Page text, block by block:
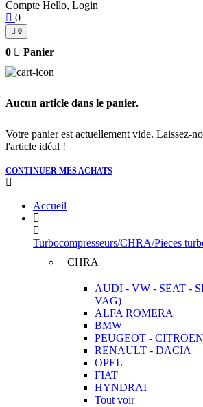
Compte Hello, Login
0
0
0 Panier
Aucun article dans le panier.
Votre panier est actuellement vide. Laissez-
l'article idéal !
CONTINUER MES ACHATS
Accueil
Turbocompresseurs/CHRA/Pieces
CHRA
AUDI - VW - SEAT -
VAG)
ALFA ROMERA
BMW
PEUGEOT - CITROEN
RENAULT - DACIA
OPEL
FIAT
HYNDRAI
Tout voir